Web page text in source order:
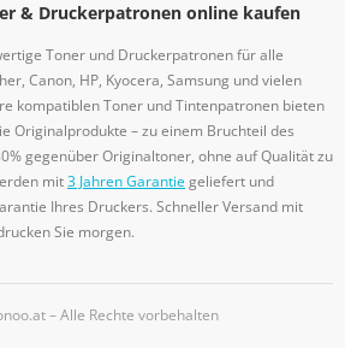
& Druckerpatronen online kaufen
Toner und Druckerpatronen für alle
Canon, HP, Kyocera, Samsung und vielen
kompatiblen Toner und Tintenpatronen bieten
Originalprodukte – zu einem Bruchteil des
gegenüber Originaltoner, ohne auf Qualität zu
mit3 Jahren Garantiegeliefert und
Ihres Druckers. Schneller Versand mit
Sie morgen.
– Alle Rechte vorbehalten